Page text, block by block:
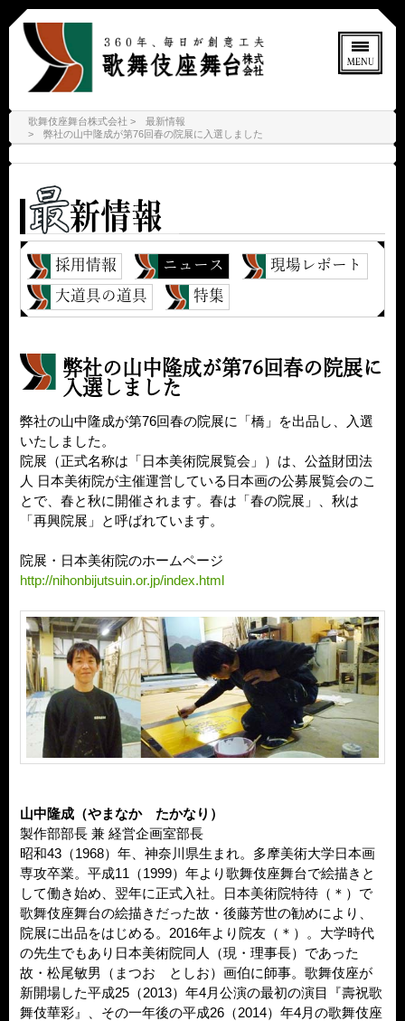
歌舞伎座舞台株式会社
最新情報
弊社の山中隆成が第76回春の院展に入選しました
採用情報 ニュース
現場レポート
大道具の道具
特集
弊社の山中隆成が第76回春の院展に
入選しました
弊社の山中隆成が第76回春の院展に「橋」を出品し、入選
いたしました。
院展（正式名称は「日本美術院展覧会」）は、公益財団法
人 日本美術院が主催運営している日本画の公募展覧会のこ
とで、春と秋に開催されます。春は「春の院展」、秋は
「再興院展」と呼ばれています。
院展・日本美術院のホームページ
http://nihonbijutsuin.or.jp/index.html
山中隆成（やまなか たかなり）
製作部部長 兼 経営企画室部長
昭和43（1968）年、神奈川県生まれ。多摩美術大学日本画
専攻卒業。平成11（1999）年より歌舞伎座舞台で絵描きと
して働き始め、翌年に正式入社。日本美術院特待（＊）で
歌舞伎座舞台の絵描きだった故・後藤芳世の勧めにより、
院展に出品をはじめる。2016年より院友（＊）。大学時代
の先生でもあり日本美術院同人（現・理事長）であった
故・松尾敏男（まつお としお）画伯に師事。歌舞伎座が
新開場した平成25（2013）年4月公演の最初の演目『壽祝歌
舞伎華彩』、その一年後の平成26（2014）年4月の歌舞伎座